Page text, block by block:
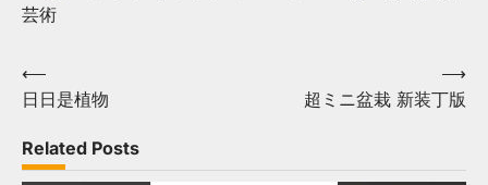
芸術
Post
navigation
⟵
日日是植物
超ミニ盆栽 新装丁版
⟶
Related Posts